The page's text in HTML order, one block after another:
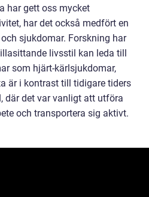
har gett oss mycket
har det också medfört en
sjukdomar. Forskning har
livsstil kan leda till
som hjärt-kärlsjukdomar,
är i kontrast till tidigare tiders
där det var vanligt att utföra
och transportera sig aktivt.